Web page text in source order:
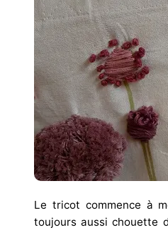
Le tricot commence à
toujours aussi chouette